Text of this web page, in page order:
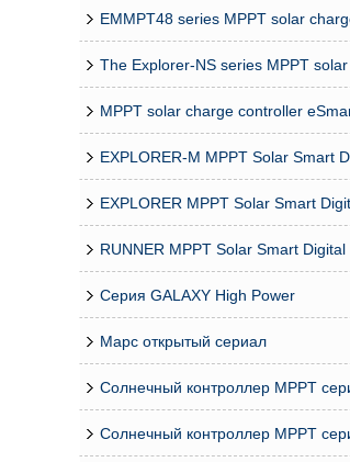
MPPT solar charge controller
Серия GALAXY High Power
Марс открытый сериал